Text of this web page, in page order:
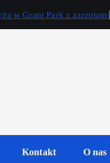
w Grant Park z zarzutami
Kontakt O nas